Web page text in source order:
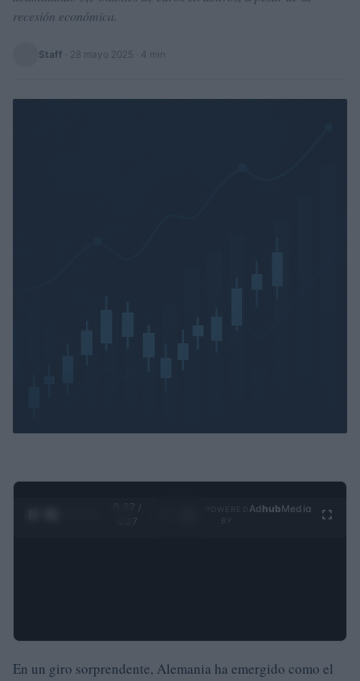
recesión económica.
Staff 28 mayo 2025 · 4 min
0:28 /
4:27
Ad hubMedia
En un giro sorprendente, Alemania ha emergido como el